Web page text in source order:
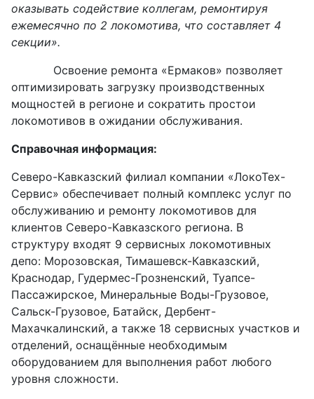
оказывать содействие коллегам, ремонтируя
ежемесячно по 2 локомотива, что составляет 4
секции».
Освоение ремонта «Ермаков» позволяет
оптимизировать загрузку производственных
мощностей в регионе и сократить простои
локомотивов в ожидании обслуживания.
Справочная информация:
Северо-Кавказский филиал компании «ЛокоТех-
Сервис» обеспечивает полный комплекс услуг по
обслуживанию и ремонту локомотивов для
клиентов Северо-Кавказского региона. В
структуру входят 9 сервисных локомотивных
депо: Морозовская, Тимашевск-Кавказский,
Краснодар, Гудермес-Грозненский, Туапсе-
Пассажирское, Минеральные Воды-Грузовое,
Сальск-Грузовое, Батайск, Дербент-
Махачкалинский, а также 18 сервисных участков и
отделений, оснащённые необходимым
оборудованием для выполнения работ любого
уровня сложности.